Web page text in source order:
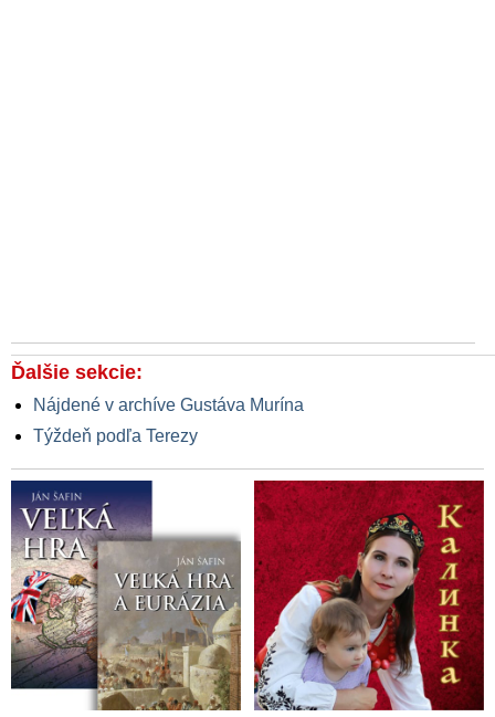
Ďalšie sekcie:
Nájdené v archíve Gustáva Murína
Týždeň podľa Terezy